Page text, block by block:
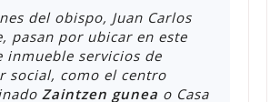
del obispo, Juan Carlos
pasan por ubicar en este
inmueble servicios de
social, como el centro
Zaintzen gunea o Casa